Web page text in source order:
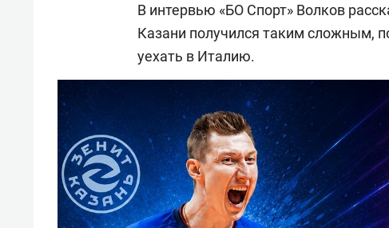
В интервью «БО Спорт» Волков
Казани получился таким сложным,
уехать в Италию.